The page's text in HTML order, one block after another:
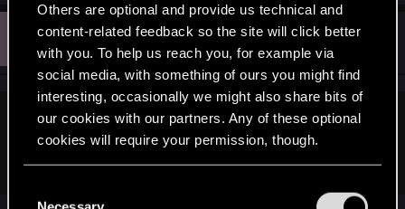
Others are optional and provide us technical and
content-related feedback so the site will click better
with you. To help us reach you, for example via
social media, with something of ours you might find
interesting, occasionally we might also share bits of
our cookies with our partners. Any of these optional
cookies will require your permission, though.
and tweak your preferences regarding them in the
V Vojtas
Jan 21, 2013
janisz86 said: